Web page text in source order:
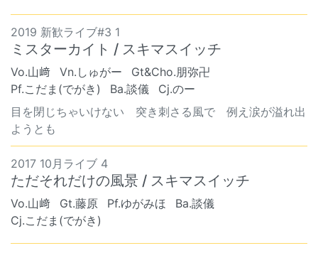
2019 新歓ライブ#3 1
ミスターカイト / スキマスイッチ
Vo.山﨑 Vn.しゅがー
Gt&Cho.朋弥卍
Pf.こだま(でがき)
Ba.談儀
Cj.のー
目を閉じちゃいけない 突き刺さる風で 例え涙が溢れ出
ようとも
2017 10月ライブ 4
ただそれだけの風景 / スキマスイッチ
Vo.山﨑 Gt.藤原 Pf.ゆがみほ
Ba.談儀
Cj.こだま(でがき)